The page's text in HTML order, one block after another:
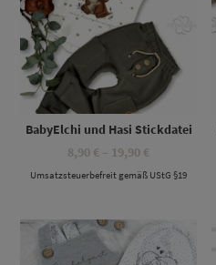
BabyElchi und Hasi Stickdatei
8,90 € – 19,90 €
bis
Umsatzsteuerbefreit gemäß UStG §19
Dieses Produkt weist mehrere Varianten auf. Die Optionen können auf der Produktseite gewählt werden